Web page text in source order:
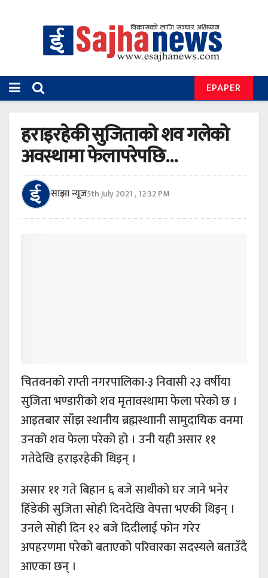
EPAPER
हराइरहेकी सुजिताको शव गलेको
अवस्थामा फेलापरेपछि…
साझा न्यूज5th July 2021 , 12:32 PM
चितवनको राप्ती नगरपालिका-३ निवासी २३ वर्षीया
सुजिता भण्डारीको शव मृतावस्थामा फेला परेको छ ।
आइतबार साँझ स्थानीय ब्रह्मस्थाानी सामुदायिक वनमा
उनको शव फेला परेको हो । उनी यही असार ११
गतेदेखि हराइरहेकी थिइन् ।
असार ११ गते बिहान ६ बजे साथीको घर जाने भनेर
हिँडेकी सुजिता सोही दिनदेखि वेपत्ता भएकी थिइन् ।
उनले सोही दिन १२ बजे दिदीलाई फोन गरेर
अपहरणमा परेको बताएको परिवारका सदस्यले बताउँदै
आएका छन् ।